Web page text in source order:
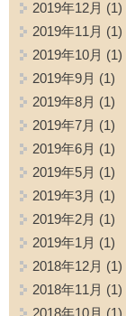
2019年12月 (1)
2019年11月 (1)
2019年10月 (1)
2019年9月 (1)
2019年8月 (1)
2019年7月 (1)
2019年6月 (1)
2019年5月 (1)
2019年3月 (1)
2019年2月 (1)
2019年1月 (1)
2018年12月 (1)
2018年11月 (1)
2018年10月 (1)